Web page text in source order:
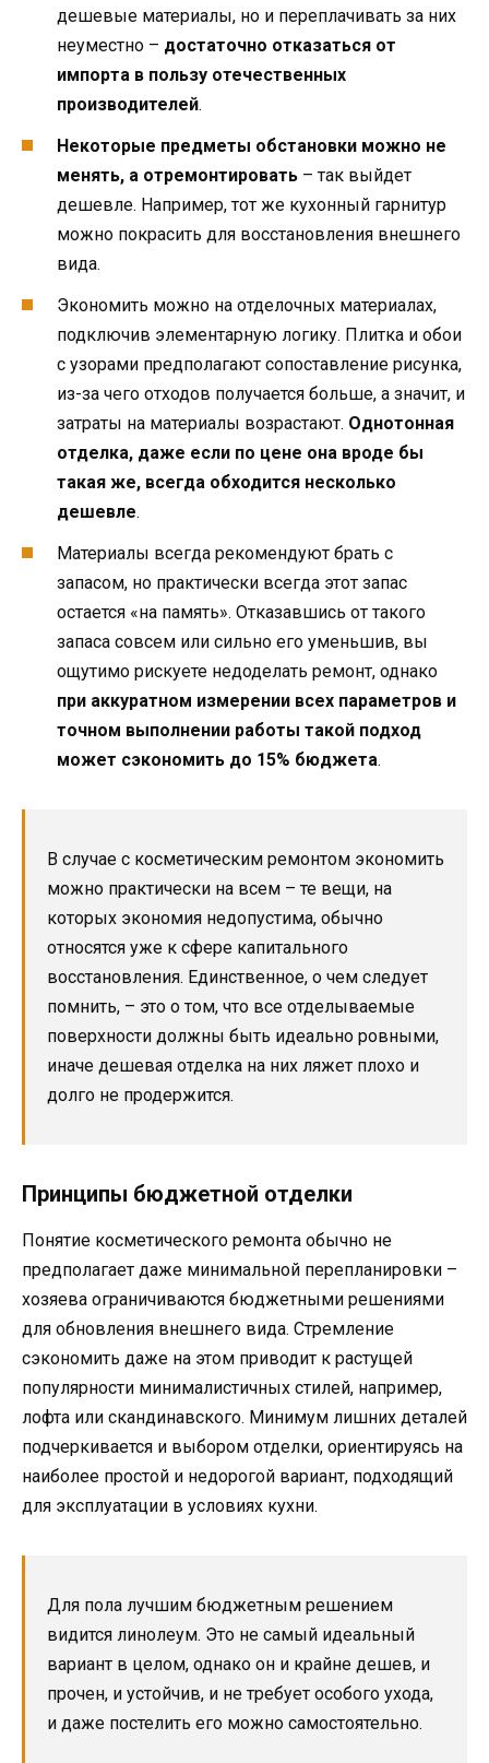
дешевые материалы, но и переплачивать за них
неуместно – достаточно отказаться от
импорта в пользу отечественных
производителей.
Некоторые предметы обстановки можно не
менять, а отремонтировать – так выйдет
дешевле. Например, тот же кухонный гарнитур
можно покрасить для восстановления внешнего
вида.
Экономить можно на отделочных материалах,
подключив элементарную логику. Плитка и обои
с узорами предполагают сопоставление рисунка,
из-за чего отходов получается больше, а значит, и
затраты на материалы возрастают. Однотонная
отделка, даже если по цене она вроде бы
такая же, всегда обходится несколько
дешевле.
Материалы всегда рекомендуют брать с
запасом, но практически всегда этот запас
остается «на память». Отказавшись от такого
запаса совсем или сильно его уменьшив, вы
ощутимо рискуете недоделать ремонт, однако
при аккуратном измерении всех параметров и
точном выполнении работы такой подход
может сэкономить до 15% бюджета.
В случае с косметическим ремонтом экономить
можно практически на всем – те вещи, на
которых экономия недопустима, обычно
относятся уже к сфере капитального
восстановления. Единственное, о чем следует
помнить, – это о том, что все отделываемые
поверхности должны быть идеально ровными,
иначе дешевая отделка на них ляжет плохо и
долго не продержится.
Принципы бюджетной отделки
Понятие косметического ремонта обычно не
предполагает даже минимальной перепланировки –
хозяева ограничиваются бюджетными решениями
для обновления внешнего вида. Стремление
сэкономить даже на этом приводит к растущей
популярности минималистичных стилей, например,
лофта или скандинавского. Минимум лишних деталей
подчеркивается и выбором отделки, ориентируясь на
наиболее простой и недорогой вариант, подходящий
для эксплуатации в условиях кухни.
Для пола лучшим бюджетным решением
видится линолеум. Это не самый идеальный
вариант в целом, однако он и крайне дешев, и
прочен, и устойчив, и не требует особого ухода,
и даже постелить его можно самостоятельно.